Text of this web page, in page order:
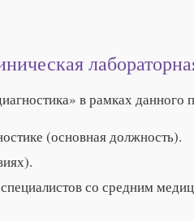
в рамках
(основная должность).
со средним